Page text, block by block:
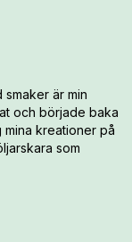
är min
och började baka
mina kreationer på
som